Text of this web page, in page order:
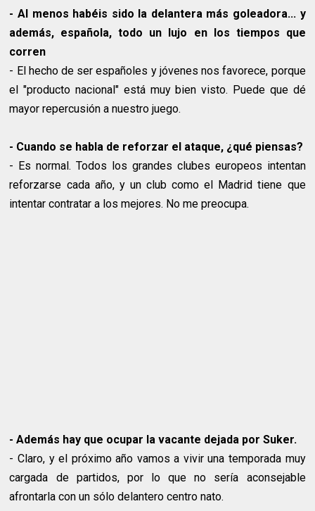
- Al menos habéis sido la delantera más goleadora... y
además, española, todo un lujo en los tiempos que
corren
- El hecho de ser españoles y jóvenes nos favorece, porque
el "producto nacional" está muy bien visto. Puede que dé
mayor repercusión a nuestro juego.
- Cuando se habla de reforzar el ataque, ¿qué piensas?
- Es normal. Todos los grandes clubes europeos intentan
reforzarse cada año, y un club como el Madrid tiene que
intentar contratar a los mejores. No me preocupa.
- Además hay que ocupar la vacante dejada por Suker.
- Claro, y el próximo año vamos a vivir una temporada muy
cargada de partidos, por lo que no sería aconsejable
afrontarla con un sólo delantero centro nato.